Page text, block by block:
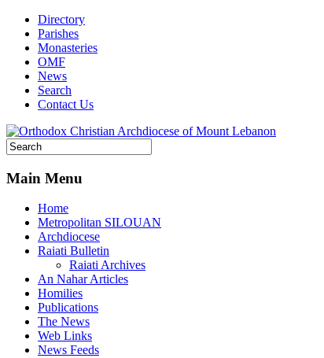
Directory
Parishes
Monasteries
OMF
News
Search
Contact Us
Main Menu
Home
Metropolitan SILOUAN
Archdiocese
Raiati Bulletin
Raiati Archives
An Nahar Articles
Homilies
Publications
The News
Web Links
News Feeds